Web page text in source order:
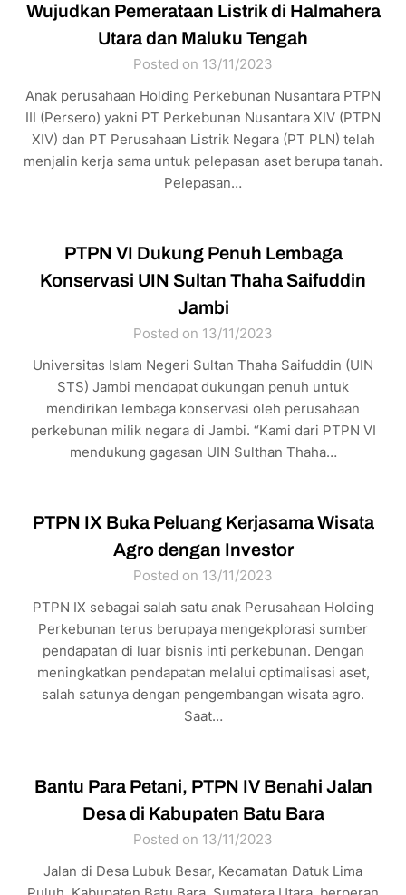
Wujudkan Pemerataan Listrik di Halmahera
Utara dan Maluku Tengah
Posted on 13/11/2023
Anak perusahaan Holding Perkebunan Nusantara PTPN
III (Persero) yakni PT Perkebunan Nusantara XIV (PTPN
XIV) dan PT Perusahaan Listrik Negara (PT PLN) telah
menjalin kerja sama untuk pelepasan aset berupa tanah.
Pelepasan…
PTPN VI Dukung Penuh Lembaga
Konservasi UIN Sultan Thaha Saifuddin
Jambi
Posted on 13/11/2023
Universitas Islam Negeri Sultan Thaha Saifuddin (UIN
STS) Jambi mendapat dukungan penuh untuk
mendirikan lembaga konservasi oleh perusahaan
perkebunan milik negara di Jambi. “Kami dari PTPN VI
mendukung gagasan UIN Sulthan Thaha…
PTPN IX Buka Peluang Kerjasama Wisata
Agro dengan Investor
Posted on 13/11/2023
PTPN IX sebagai salah satu anak Perusahaan Holding
Perkebunan terus berupaya mengekplorasi sumber
pendapatan di luar bisnis inti perkebunan. Dengan
meningkatkan pendapatan melalui optimalisasi aset,
salah satunya dengan pengembangan wisata agro.
Saat…
Bantu Para Petani, PTPN IV Benahi Jalan
Desa di Kabupaten Batu Bara
Posted on 13/11/2023
Jalan di Desa Lubuk Besar, Kecamatan Datuk Lima